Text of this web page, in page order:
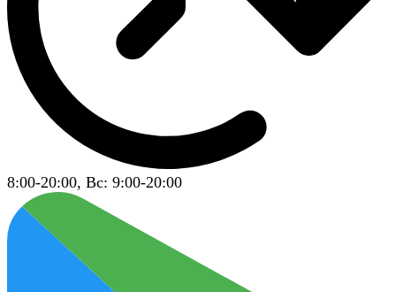
8:00-20:00, Вс: 9:00-20:00